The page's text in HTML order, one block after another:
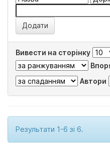
Вивести на сторінку
Автори
Результати 1-6 зі 6.